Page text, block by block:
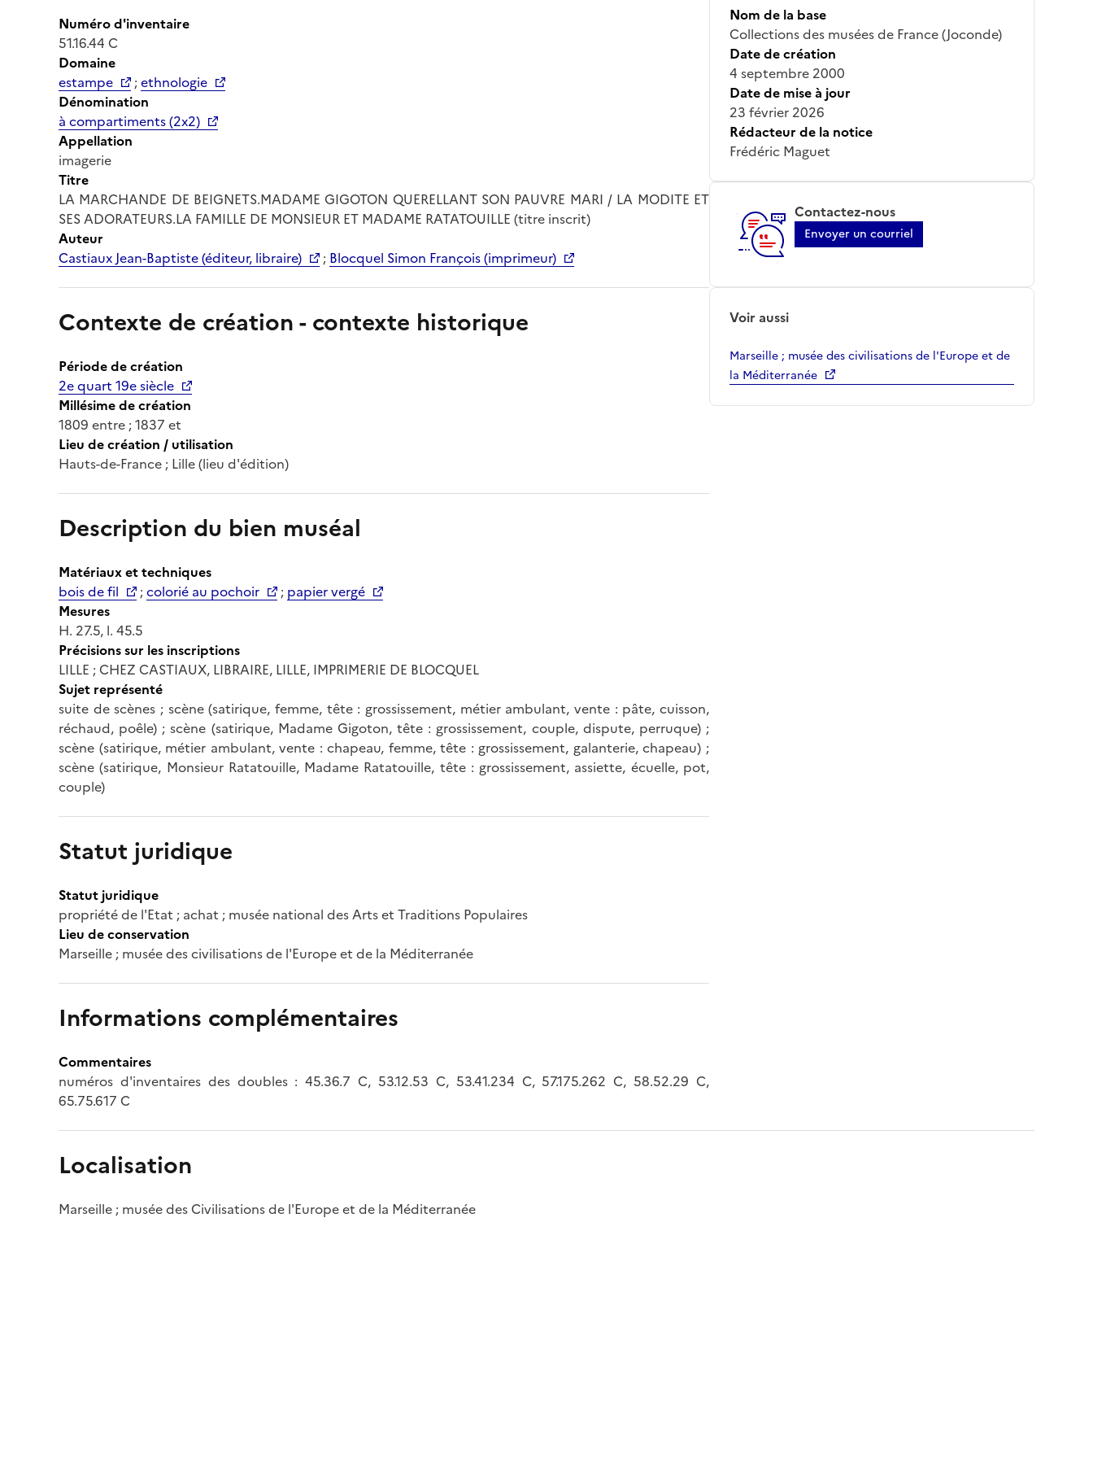
Numéro d'inventaire
51.16.44 C
Domaine
estampe
;ethnologie
Dénomination
à compartiments (2x2)
Appellation
imagerie
Titre
LA MARCHANDE DE BEIGNETS.MADAME GIGOTON QUERELLANT SON PAUVRE MARI / LA MODITE ET
SES ADORATEURS.LA FAMILLE DE MONSIEUR ET MADAME RATATOUILLE (titre inscrit)
Auteur
Castiaux Jean-Baptiste (éditeur, libraire)
; Blocquel Simon François (imprimeur)
Contexte de création - contexte historique
Période de création
2e quart 19e siècle
Millésime de création
1809 entre ; 1837 et
Lieu de création / utilisation
Hauts-de-France ; Lille (lieu d'édition)
Description du bien muséal
Matériaux et techniques
bois de fil
;colorié au pochoir ; papier vergé
Mesures
H. 27.5, l. 45.5
Précisions sur les inscriptions
LILLE ; CHEZ CASTIAUX, LIBRAIRE, LILLE, IMPRIMERIE DE BLOCQUEL
Sujet représenté
suite de scènes ; scène (satirique, femme, tête : grossissement, métier ambulant, vente : pâte, cuisson,
réchaud, poêle) ; scène (satirique, Madame Gigoton, tête : grossissement, couple, dispute, perruque) ;
scène (satirique, métier ambulant, vente : chapeau, femme, tête : grossissement, galanterie, chapeau) ;
scène (satirique, Monsieur Ratatouille, Madame Ratatouille, tête : grossissement, assiette, écuelle, pot,
couple)
Statut juridique
Statut juridique
propriété de l'Etat ; achat ; musée national des Arts et Traditions Populaires
Lieu de conservation
Marseille ; musée des civilisations de l'Europe et de la Méditerranée
Informations complémentaires
Commentaires
numéros d'inventaires des doubles : 45.36.7 C, 53.12.53 C, 53.41.234 C, 57.175.262 C, 58.52.29 C,
65.75.617 C
Nom de la base
Collections des musées de France (Joconde)
Date de création
4 septembre 2000
Date de mise à jour
23 février 2026
Rédacteur de la notice
Frédéric Maguet
Contactez-nous
Envoyer un courriel
Voir aussi
Marseille ; musée des civilisations de l'Europe et de
la Méditerranée
Localisation
Marseille ; musée des Civilisations de l'Europe et de la Méditerranée